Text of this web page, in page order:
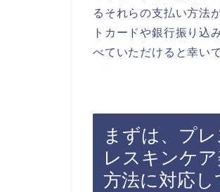
るそれらの支払い方法
トカードや銀行振り込
べていただけると幸いで
まずは、プ
レスキンケ
方法に対応し